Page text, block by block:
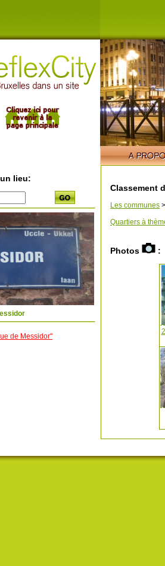
lieu:
de Messidor"
Classement
Les communes >
Quartiers à
Photos :